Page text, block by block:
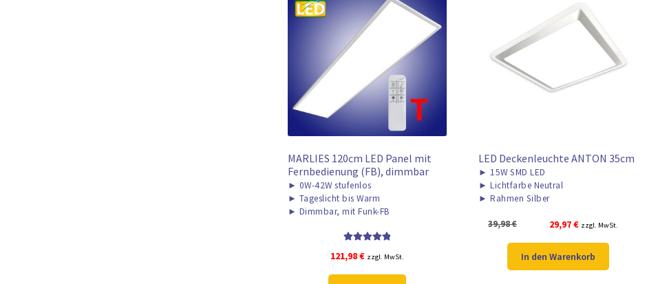
MARLIES 120cm LED Panel mit
Fernbedienung (FB), dimmbar
► 0W-42W stufenlos
► Tageslicht bis Warm
► Dimmbar, mit Funk-FB
5.00von 5
121,98€ zzgl. MwSt.
LED Deckenleuchte ANTON 35cm
► 15W SMD LED
► Lichtfarbe Neutral
► Rahmen Silber
39,98€
Ursprünglicher
war:
39,98 €
29,97€Aktueller
ist:
29,97 €.
zzgl. MwSt.
In den Warenkorb